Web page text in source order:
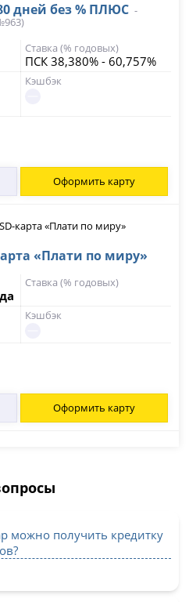
дней без % ПЛЮС -
Ставка (% годовых)
ПСК 38,380% - 60,757%
Кэшбэк
Оформить карту
«Плати по миру»
Ставка (% годовых)
Кэшбэк
Оформить карту
можно получить кредитку